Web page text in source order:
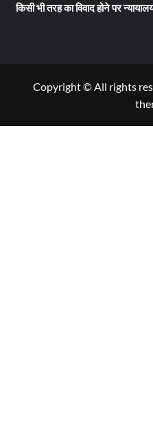
किसी भी तरह का विवाद होने पर
Copyright © All rights